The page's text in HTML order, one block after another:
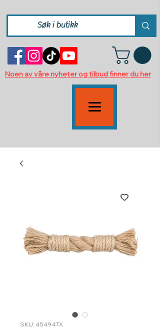
Noen av våre nyheter og tilbud finner du her
SKU: 45494TX